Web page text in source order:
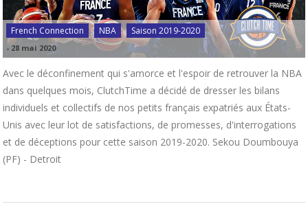
French Connection NBA Saison 2019-2020
- 28 mai 2020
Avec le déconfinement qui s'amorce et l'espoir de retrouver la NBA
dans quelques mois, ClutchTime a décidé de dresser les bilans
individuels et collectifs de nos petits français expatriés aux États-
Unis avec leur lot de satisfactions, de promesses, d'interrogations
et de déceptions pour cette saison 2019-2020. Sekou Doumbouya
(PF) - Detroit